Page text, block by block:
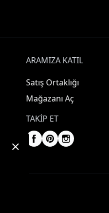
ARAMIZA KATIL
Satış Ortaklığı
Mağazanı Aç
TAKIP ET